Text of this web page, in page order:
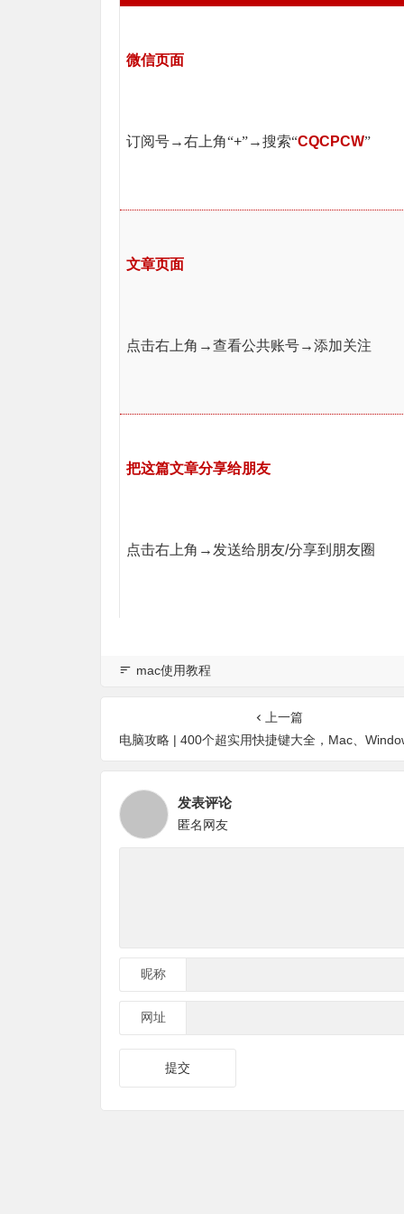
微信页面
订阅号→右上角“+”→搜索“CQCPCW”
文章页面
点击右上角→查看公共账号→添加关注
把这篇文章分享给朋友
点击右上角→发送给朋友/分享到朋友圈
mac使用教程
上一篇
电脑攻略 | 400个超实用快捷键大全，Mac、Windows、photoshop、 Word、Excel、PPT让你事
发表评论
匿名网友
昵称
网址